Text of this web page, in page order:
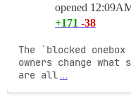
opened
+171 -38
The `blocked
owners change what
are all …